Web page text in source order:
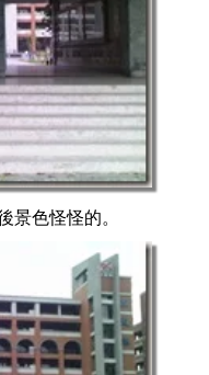
景色怪怪的。